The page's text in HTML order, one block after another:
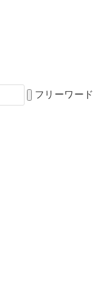
フリーワード